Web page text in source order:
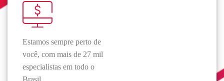
Estamos sempre perto de
você, com mais de 27 mil
especialistas em todo o
Brasil.